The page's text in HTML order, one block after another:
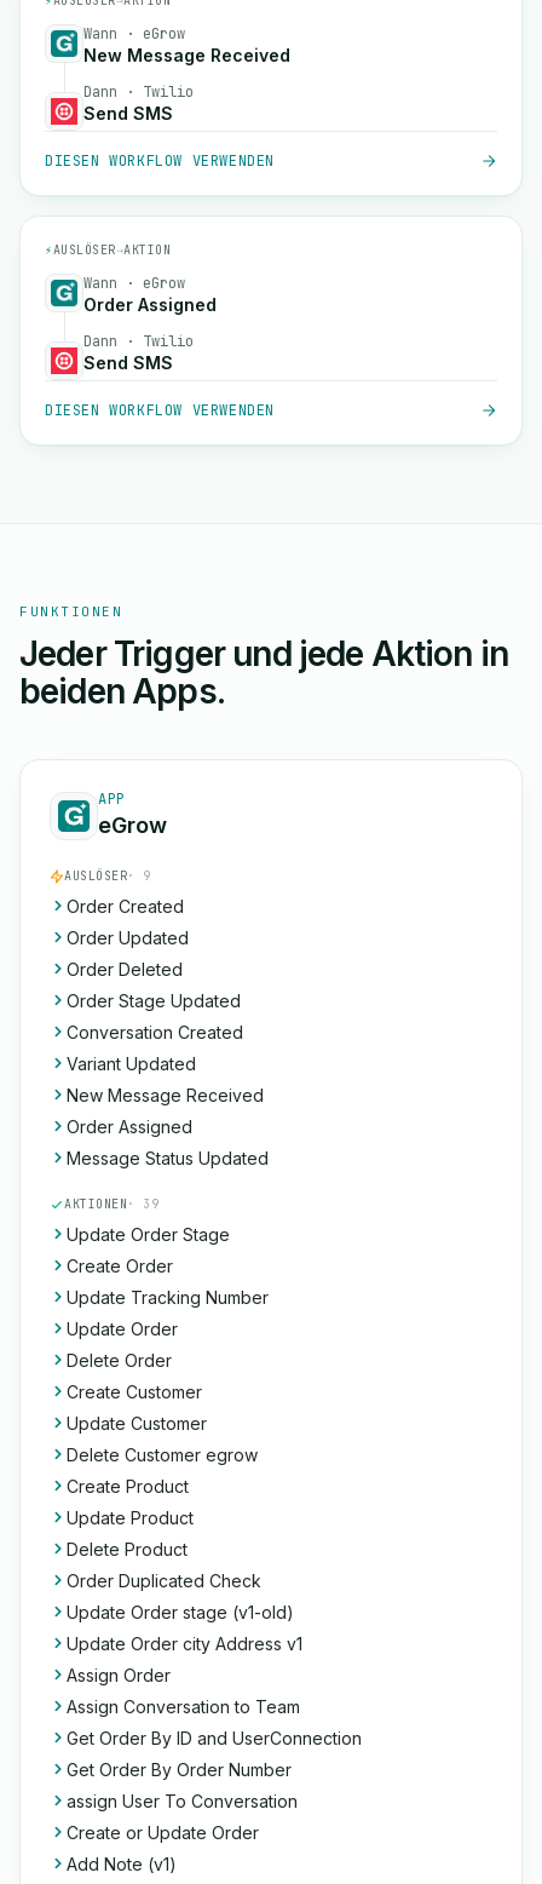
Wann · eGrow
New Message Received
Dann · Twilio
Send SMS
DIESEN WORKFLOW VERWENDEN
⚡AUSLÖSER→AKTION
Wann · eGrow
Order Assigned
Dann · Twilio
Send SMS
DIESEN WORKFLOW VERWENDEN
FUNKTIONEN
Jeder Trigger und jede Aktion in
beiden Apps.
APP
eGrow
AUSLÖSER· 9
Order Created
Order Updated
Order Deleted
Order Stage Updated
Conversation Created
Variant Updated
New Message Received
Order Assigned
Message Status Updated
AKTIONEN · 39
Update Order Stage
Create Order
Update Tracking Number
Update Order
Delete Order
Create Customer
Update Customer
Delete Customer egrow
Create Product
Update Product
Delete Product
Order Duplicated Check
Update Order stage (v1-old)
Update Order city Address v1
Assign Order
Assign Conversation to Team
Get Order By ID and UserConnection
Get Order By Order Number
assign User To Conversation
Create or Update Order
Add Note (v1)